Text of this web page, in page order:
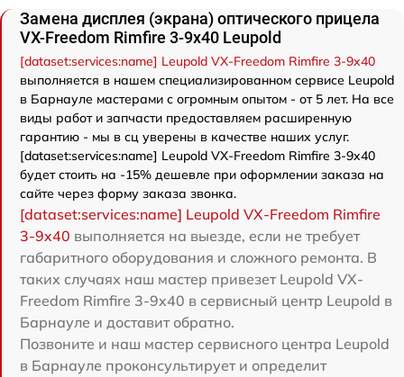
Замена дисплея (экрана) оптического прицела
VX-Freedom Rimfire 3-9x40 Leupold
[dataset:services:name] Leupold VX-Freedom Rimfire 3-9x40
выполняется в нашем специализированном сервисе Leupold
в Барнауле мастерами с огромным опытом - от 5 лет. На все
виды работ и запчасти предоставляем расширенную
гарантию - мы в сц уверены в качестве наших услуг.
[dataset:services:name] Leupold VX-Freedom Rimfire 3-9x40
будет стоить на -15% дешевле при оформлении заказа на
сайте через форму заказа звонка.
[dataset:services:name] Leupold VX-Freedom Rimfire
3-9x40 выполняется на выезде, если не требует
габаритного оборудования и сложного ремонта. В
таких случаях наш мастер привезет Leupold VX-
Freedom Rimfire 3-9x40 в сервисный центр Leupold в
Барнауле и доставит обратно.
Позвоните и наш мастер сервисного центра Leupold
в Барнауле проконсультирует и определит